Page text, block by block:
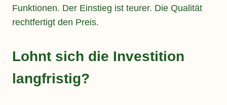
Funktionen. Der Einstieg ist teurer. Die Qualität
rechtfertigt den Preis.
Lohnt sich die Investition
langfristig?